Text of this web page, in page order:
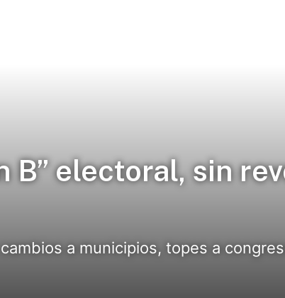
B” electoral, sin
a municipios, topes a